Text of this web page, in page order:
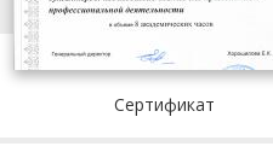
Сертификат